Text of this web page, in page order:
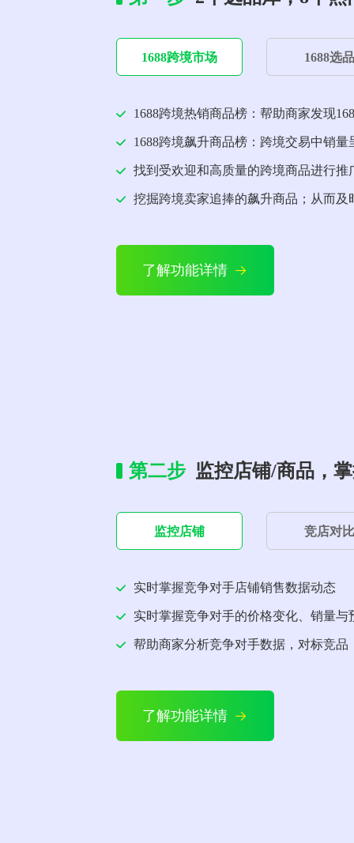
1688跨境市场 1688选品
1688跨境热销商品榜：帮助商家发现
1688跨境飙升商品榜：跨境交易中销
找到受欢迎和高质量的跨境商品进行推
挖掘跨境卖家追捧的飙升商品；从而及
了解功能详情
第二步 监控店铺/商品，
监控店铺 竞店对比
实时掌握竞争对手店铺销售数据动态
实时掌握竞争对手的价格变化、销量与
帮助商家分析竞争对手数据，对标竞品
了解功能详情